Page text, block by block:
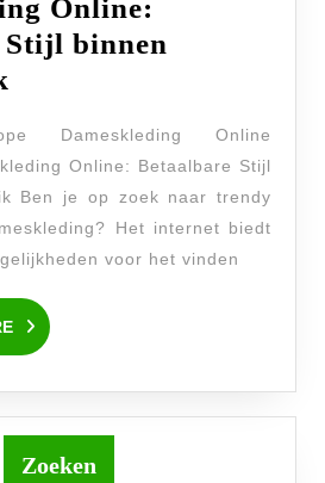
Online:
binnen
Dameskleding
Online:
Betaalbare
Stijl
binnen
Handbereik
Dameskleding Online
Online: Betaalbare Stijl
Ben je op zoek naar trendy
Het internet biedt
voor het vinden
READ
MORE
Zoeken